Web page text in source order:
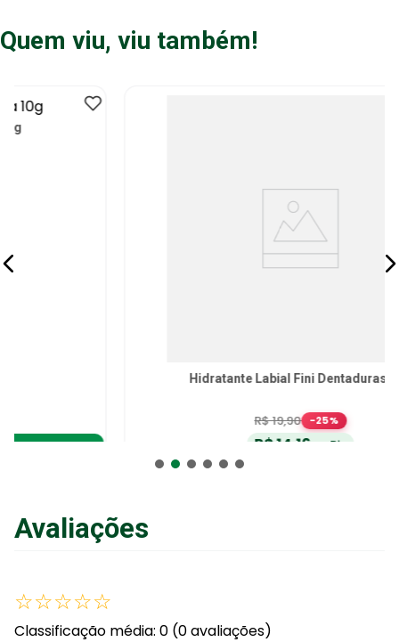
Quem viu, viu também!
Hidratante Labial Fini Dentaduras 10g
R$ 14 ,90 em até
Adicionar ao Carrinho
Avaliações
☆☆☆☆☆
Classificação média: 0 (0 avaliações)